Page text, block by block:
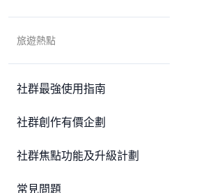
旅遊熱點
社群最強使用指南
社群創作有價企劃
社群焦點功能及升級計劃
常見問題